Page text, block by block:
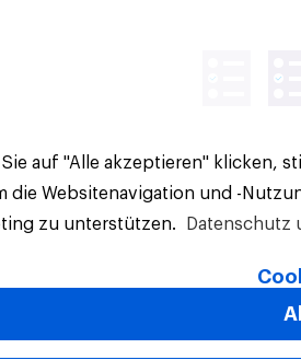
PLC. Alle Rechte vorbehalten.
Sie auf "Alle akzeptieren" klicken,
die Websitenavigation und -
zu unterstützen.
Datenschutz